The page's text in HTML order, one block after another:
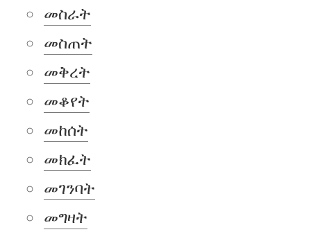
መስራት
መስጠት
መቅረት
መቆየት
መከሰት
መክፈት
መገንባት
መግዛት